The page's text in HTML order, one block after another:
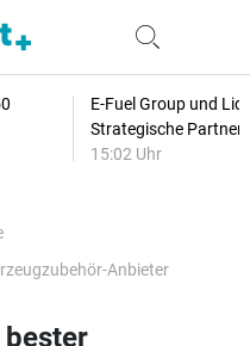
E-Fuel Group und
Strategische
15:02 Uhr
Anbieter
bester